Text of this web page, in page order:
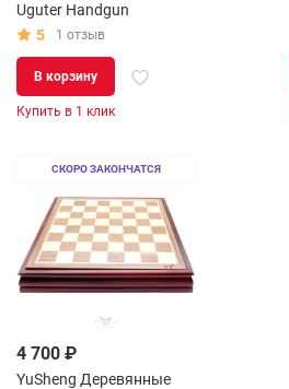
Uguter Handgun
5
1 отзыв
В корзину
Купить в 1 клик
СКОРО ЗАКОНЧАТСЯ
4 700 ₽
YuSheng Деревянные